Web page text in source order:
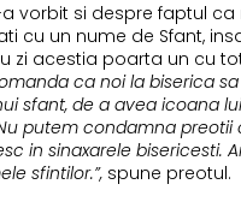
vorbit si despre faptul
cu un nume de Sfant,
zi acestia poarta un cu
ca noi la biserica
sfant, de a avea icoana
putem condamna
in sinaxarele bisericesti.
sfintilor.”, spune preotul.